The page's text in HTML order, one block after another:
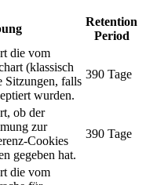
Retention
Period
die vom
(klassisch
falls
wurden.
390 Tage
ob der
zur
Cookies
gegeben hat.
390 Tage
die vom